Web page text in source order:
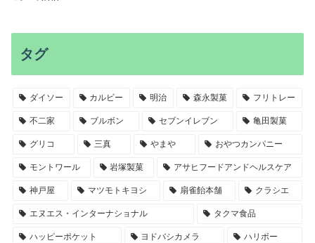
タグ
ダイソー カルビー 明治 森永製菓 フリトレー
不二家 ブルボン セブンイレブン 亀田製菓
グリコ 三真 やまや おやつカンパニー
モントワール 岩塚製菓 アサヒフードアンドヘルスケア
神戸屋 マツモトキヨシ 扇雀飴本舗 クラシエ
エヌエス・インターナショナル タクマ食品
ハッピーポケット ヨドバシカメラ ハリボー